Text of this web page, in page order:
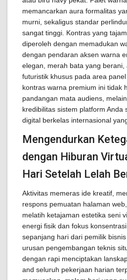
memancarkan aura formalitas
murni, sekaligus standar
sangat tinggi. Kontras yang
diperoleh dengan memadukan
dengan pendaran aksen warna
elegan, merah bata yang berani,
futuristik khusus pada area
kontras warna premium ini tidak
pandangan mata audiens,
kredibilitas sistem platform Anda
digital berkelas internasional
Mengendurkan
dengan Hiburan
Hari Setelah Lelah
Aktivitas memeras ide kreatif,
respons pemuatan halaman
melatih ketajaman estetika seni
energi fisik dan fokus
sepanjang hari dari pemilik
urusan pengembangan teknis
dengan rapi menciptakan
and seluruh pekerjaan harian